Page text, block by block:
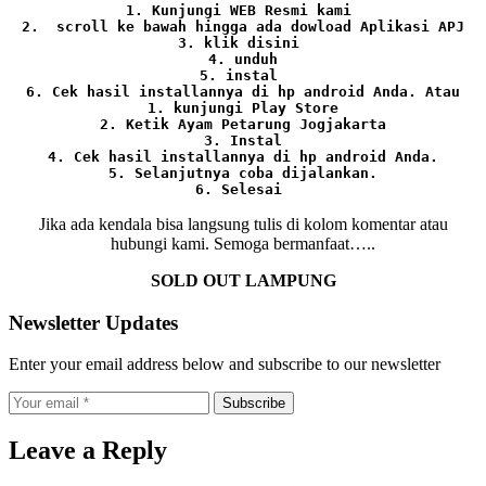
1. Kunjungi WEB Resmi kami
2.  scroll ke bawah hingga ada dowload Aplikasi APJ
3. klik disini
4. unduh
5. instal
6. Cek hasil installannya di hp android Anda. Atau
1. kunjungi Play Store
2. Ketik Ayam Petarung Jogjakarta
3. Instal
4. Cek hasil installannya di hp android Anda.
5. Selanjutnya coba dijalankan.
6. Selesai
Jika ada kendala bisa langsung tulis di kolom komentar atau
hubungi kami. Semoga bermanfaat…..
SOLD OUT LAMPUNG
Newsletter Updates
Enter your email address below and subscribe to our newsletter
Subscribe
Leave a Reply